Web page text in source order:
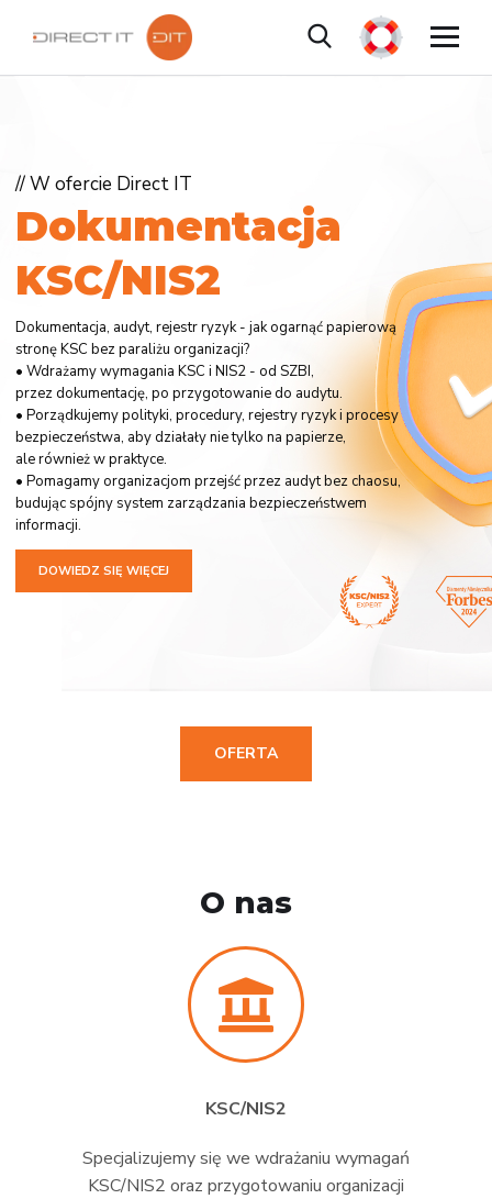
Dokumentacja
KSC/NIS2
Dokumentacja, audyt, rejestr ryzyk - jak ogarnąć papierową
stronę KSC bez paraliżu organizacji?
• Wdrażamy wymagania KSC i NIS2 - od SZBI,
przez dokumentację, po przygotowanie do audytu.
• Porządkujemy polityki, procedury, rejestry ryzyk i procesy
bezpieczeństwa, aby działały nie tylko na papierze,
ale również w praktyce.
• Pomagamy organizacjom przejść przez audyt bez chaosu,
budując spójny system zarządzania bezpieczeństwem
informacji.
// W ofercie Direct IT
DOWIEDZ SIĘ WIĘCEJ
OFERTA
O nas
KSC/NIS2
Specjalizujemy się we wdrażaniu wymagań
KSC/NIS2 oraz przygotowaniu organizacji